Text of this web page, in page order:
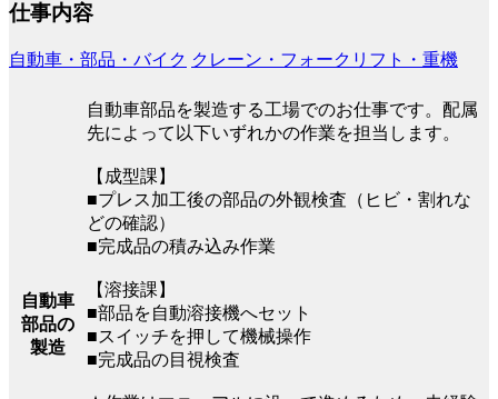
仕事内容
自動車・部品・バイク クレーン・フォークリフト・重機
自動車
部品の
製造
自動車部品を製造する工場でのお仕事です。配属
先によって以下いずれかの作業を担当します。
【成型課】
■プレス加工後の部品の外観検査（ヒビ・割れな
どの確認）
■完成品の積み込み作業
【溶接課】
■部品を自動溶接機へセット
■スイッチを押して機械操作
■完成品の目視検査